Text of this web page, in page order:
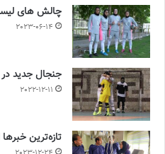
چالش هاى
2023-06-14
جنجال جدید
2022-12-11
تازه‌ترین خبرها از درمان ۲